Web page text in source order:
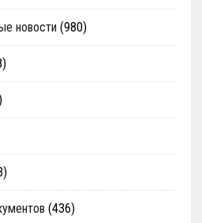
новости (980)
(436)